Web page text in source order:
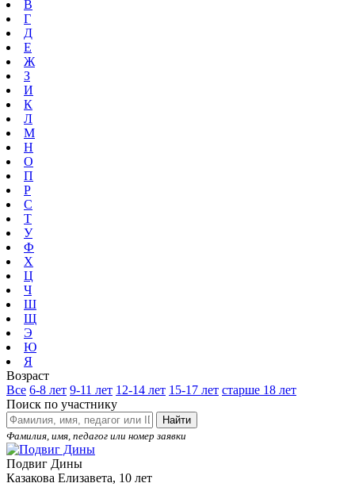
В
Г
Д
Е
Ж
З
И
К
Л
М
Н
О
П
Р
С
Т
У
Ф
Х
Ц
Ч
Ш
Щ
Э
Ю
Я
Возраст
Все 6-8 лет 9-11 лет 12-14 лет 15-17 лет старше 18 лет
Поиск по участнику
Найти
Фамилия, имя, педагог или номер заявки
Подвиг Дины
Казакова Елизавета, 10 лет